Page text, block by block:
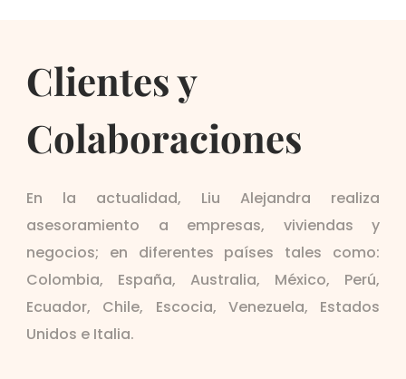
Clientes y
Colaboraciones
En la actualidad, Liu Alejandra realiza
asesoramiento a empresas, viviendas y
negocios; en diferentes países tales como:
Colombia, España, Australia, México, Perú,
Ecuador, Chile, Escocia, Venezuela, Estados
Unidos e Italia.